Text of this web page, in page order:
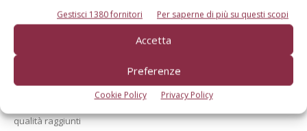
Gestisci 1380 fornitori Per saperne di più su questi scopi
Accetta
Preferenze
Cookie Policy Privacy Policy
VIVAISMO FRUTTICOLO 22 Dicembre 2023
L’incertezza domina il settore
Regolamenti europei e nuove proposte pesano sul settore
qualità raggiunti